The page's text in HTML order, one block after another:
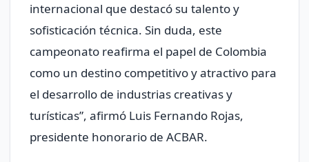
internacional que destacó su talento y
sofisticación técnica. Sin duda, este
campeonato reafirma el papel de Colombia
como un destino competitivo y atractivo para
el desarrollo de industrias creativas y
turísticas”, afirmó Luis Fernando Rojas,
presidente honorario de ACBAR.